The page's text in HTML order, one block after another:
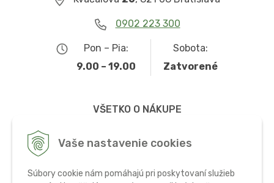
Vaše nastavenie cookies
Súbory cookie nám pomáhajú pri poskytovaní služieb
0902 223 300
Pon – Pia:
9.00 – 19.00
Sobota:
Zatvorené
VŠETKO O NÁKUPE
Ochrana osobných údajov